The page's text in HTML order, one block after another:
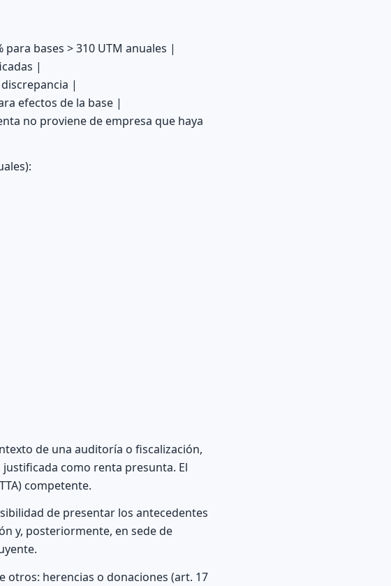
bases > 310 UTM anuales |
|
|
efectos de la base |
no proviene de empresa que haya
de una auditoría o fiscalización,
como renta presunta. El
competente.
de presentar los antecedentes
y, posteriormente, en sede de
otros: herencias o donaciones (art. 17